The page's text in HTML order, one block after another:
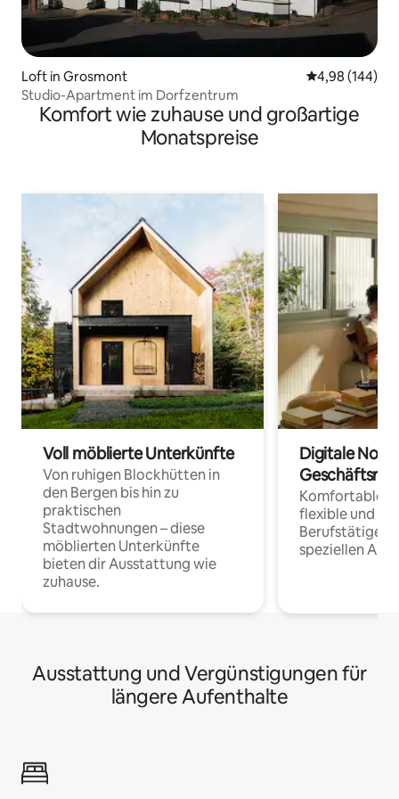
Loft in Grosmont
4,98 (144)
Studio-Apartment im Dorfzentrum
Komfort wie zuhause und großartige
Monatspreise
Voll möblierte Unterkünfte
Von ruhigen Blockhütten in
den Bergen bis hin zu
praktischen
Stadtwohnungen – diese
möblierten Unterkünfte
bieten dir Ausstattung wie
zuhause.
Digitale
Komfortable
flexible und
Berufstätige
speziellen
Ausstattung und Vergünstigungen für
längere Aufenthalte